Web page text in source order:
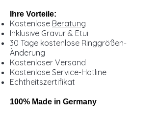
Ihre Vorteile:
Kostenlose Beratung
Inklusive Gravur & Etui
30 Tage kostenlose Ringgrößen-
Änderung
Kostenloser Versand
Kostenlose Service-Hotline
Echtheitszertifikat
100% Made in Germany